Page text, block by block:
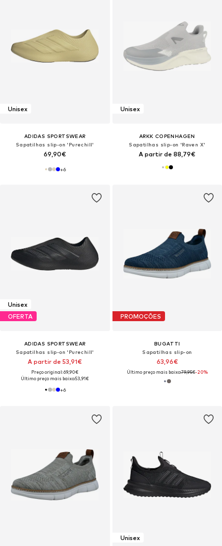
Unisex
ADIDAS SPORTSWEAR
Sapatilhas slip-on 'Purechill'
69,90€
+6
Unisex
ARKK COPENHAGEN
Sapatilhas slip-on 'Raven X'
A partir de 88,79€
Unisex
OFERTA
ADIDAS SPORTSWEAR
Sapatilhas slip-on 'Purechill'
A partir de 53,91€
Preço original: 69,90€
Último preço mais baixo:53,91€
+6
PROMOÇÕES
BUGATTI
Sapatilhas slip-on
63,96€
Último preço mais baixo:79,95€-20%
Unisex